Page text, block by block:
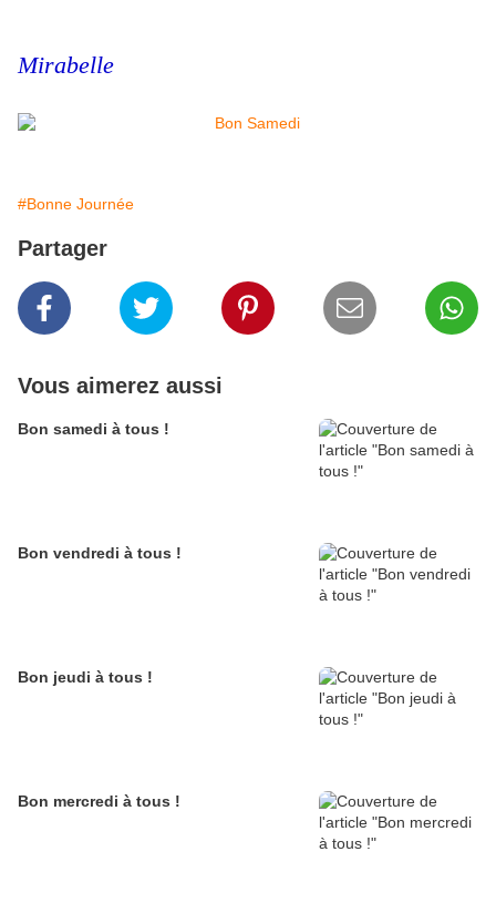
Mirabelle
#Bonne Journée
Partager
Vous aimerez aussi
Bon samedi à tous !
Bon vendredi à tous !
Bon jeudi à tous !
Bon mercredi à tous !